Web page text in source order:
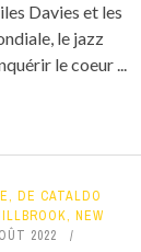
Davies et les
le jazz
le coeur ...
, DE CATALDO
, NEW
2022